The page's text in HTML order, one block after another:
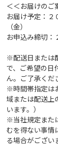
＜＜お届けのご
お届け予定：
（金）
お申込み締切：
※配送日または
で、ご希望の日
ん。ご了承くだ
※時間帯指定は
域または配送上
います。）
※当社規定また
むを得ない事情
る場合がござい